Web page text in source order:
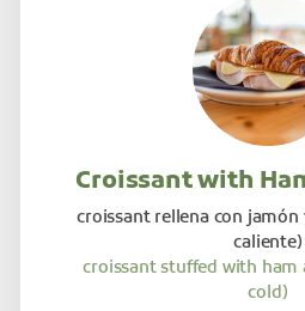
Croissant with
croissant rellena con
caliente)
croissant stuffed with ham
cold)